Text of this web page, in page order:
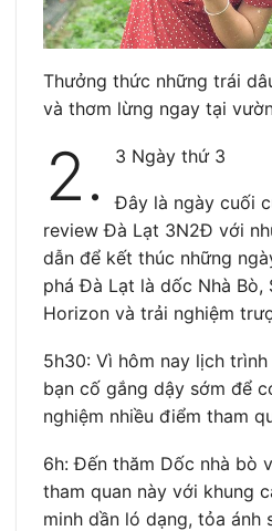
Thưởng thức những trái
và thơm lừng ngay tại
2. 3 Ngày thứ 3
Đây là ngày cuối
review Đà Lạt 3N2Đ với
dẫn để kết thúc những
phá Đà Lạt là dốc Nhà Bò,
Horizon và trải nghiệm
5h30: Vì hôm nay lịch
bạn cố gắng dậy sớm để
nghiệm nhiều điểm tham
6h: Đến thăm Dốc nhà bò
tham quan này với khung
minh dần ló dạng, tỏa ánh